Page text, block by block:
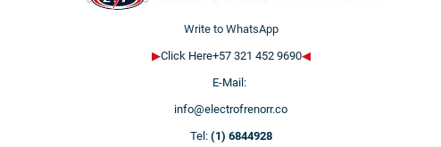
Write to WhatsApp
▶Click Here+57 321 452 9690◀
E-Mail:
info@electrofrenorr.co
Tel: (1) 6844928